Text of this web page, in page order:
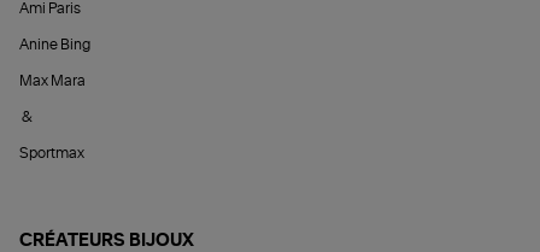
Ami Paris
Anine Bing
Max Mara
&
Sportmax
CRÉATEURS BIJOUX